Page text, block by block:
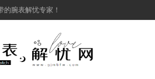
的腕表解忧专家！